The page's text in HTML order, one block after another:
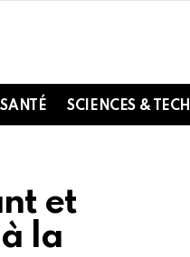
SANTÉ SCIENCES & TECH
et
la